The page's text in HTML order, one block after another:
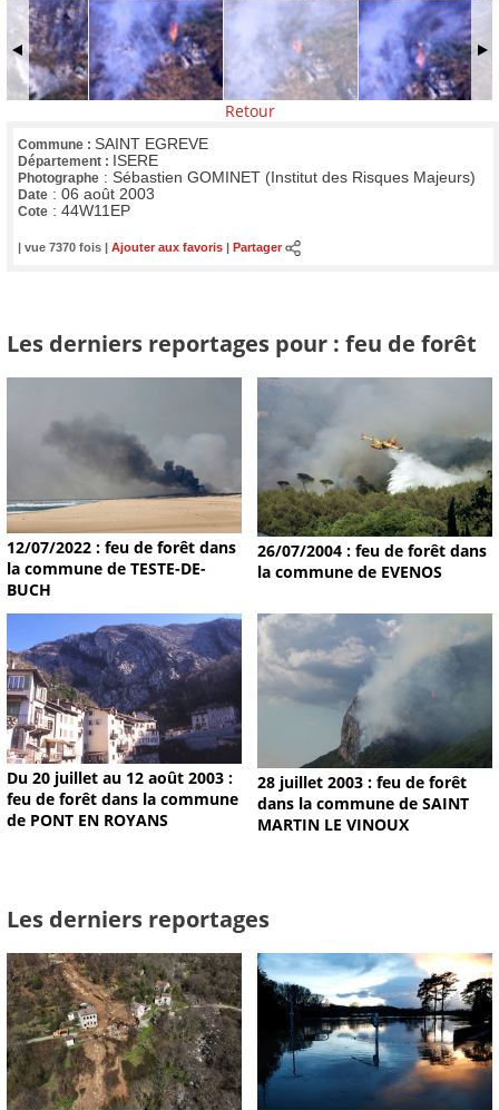
Retour
Commune : SAINT EGREVE
Département : ISERE
Photographe : Sébastien GOMINET (Institut des Risques Majeurs)
Date : 06 août 2003
Cote : 44W11EP
| vue 7370 fois | Ajouter aux favoris Partager
Les derniers reportages pour : feu de forêt
12/07/2022 : feu de forêt dans
la commune de TESTE-DE-
BUCH
26/07/2004 : feu de forêt dans
la commune de EVENOS
Du 20 juillet au 12 août 2003 :
feu de forêt dans la commune
de PONT EN ROYANS
28 juillet 2003 : feu de forêt
dans la commune de SAINT
MARTIN LE VINOUX
Les derniers reportages